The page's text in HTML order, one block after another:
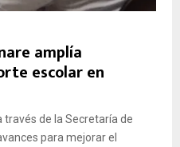
amplía
escolar en
través de la Secretaría de
para mejorar el